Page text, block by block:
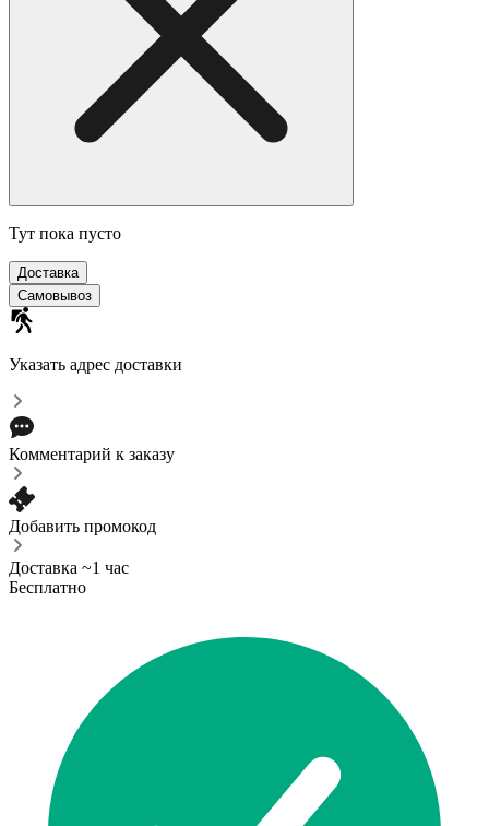
Тут пока пусто
Доставка
Самовывоз
Указать адрес доставки
Комментарий к заказу
Добавить промокод
Доставка ~1 час
Бесплатно